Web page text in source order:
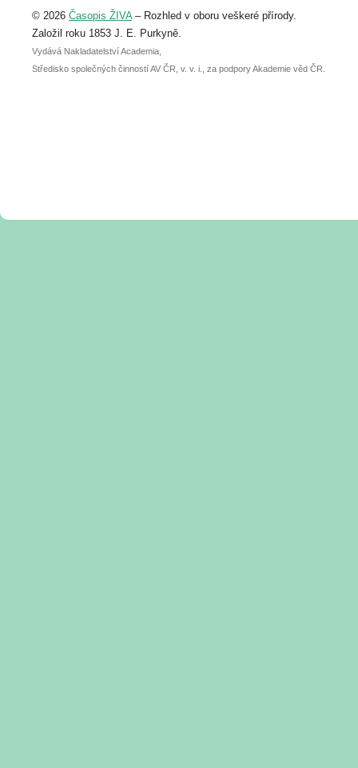
abstraktu přihlášené přednášky nebo
posteru je už 30. června.
© 2026 Časopis ŽIVA– Rozhled v oboru veškeré přírody.
Založil roku 1853 J. E. Purkyně.
Vydává Nakladatelství Academia,
Středisko společných činností AV ČR, v. v. i., za podpory Akademie věd ČR.